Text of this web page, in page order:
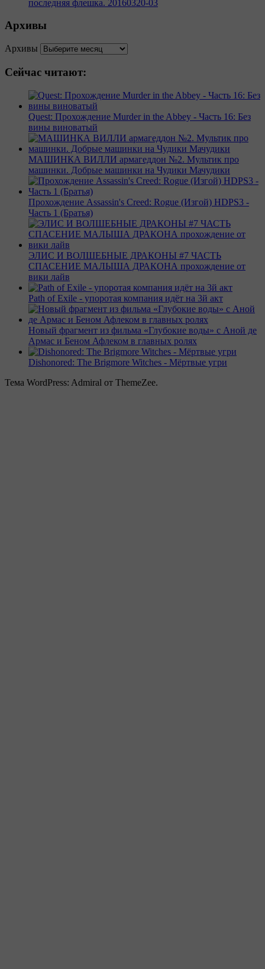
последняя флешка. 20160320-03
Архивы
Архивы
Сейчас читают:
Quest: Прохождение Murder in the Abbey - Часть 16: Без
вины виноватый
МАШИНКА ВИЛЛИ армагеддон №2. Мультик про
машинки. Добрые машинки на Чудики Мачудики
Прохождение Assassin's Creed: Rogue (Изгой) HDPS3 -
Часть 1 (Братья)
ЭЛИС И ВОЛШЕБНЫЕ ДРАКОНЫ #7 ЧАСТЬ
СПАСЕНИЕ МАЛЫША ДРАКОНА прохождение от
вики лайв
Path of Exile - упоротая компания идёт на 3й акт
Новый фрагмент из фильма «Глубокие воды» с Аной де
Армас и Беном Афлеком в главных ролях
Dishonored: The Brigmore Witches - Мёртвые угри
Тема WordPress: Admiral от ThemeZee.